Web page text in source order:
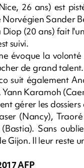
26 ans) est
Sander
Diop (20 ans) fait
suivi.
évoque la
de grand talent.
suit également
Karamoh
gérer les
(Nancy),
Sans
Gijon. Il leur reste
AFP